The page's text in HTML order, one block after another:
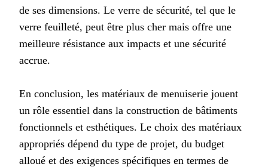
de ses dimensions. Le verre de sécurité, tel que le
verre feuilleté, peut être plus cher mais offre une
meilleure résistance aux impacts et une sécurité
accrue.
En conclusion, les matériaux de menuiserie jouent
un rôle essentiel dans la construction de bâtiments
fonctionnels et esthétiques. Le choix des matériaux
appropriés dépend du type de projet, du budget
alloué et des exigences spécifiques en termes de